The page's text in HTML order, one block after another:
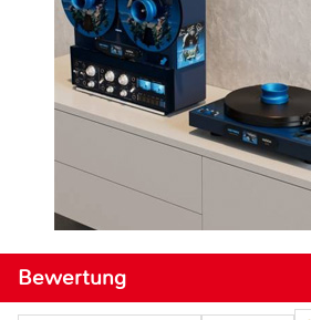
Bewertung